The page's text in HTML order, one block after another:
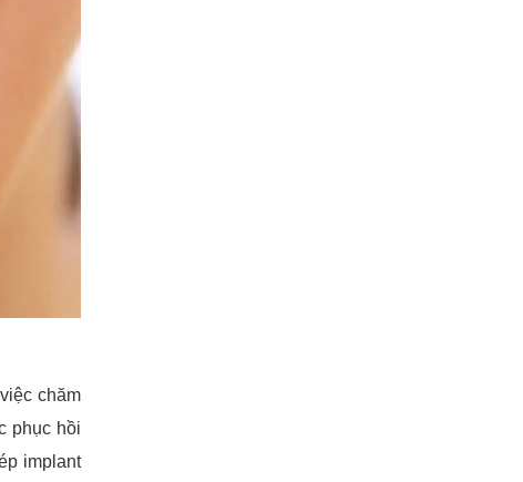
chăm
phục hồi
implant